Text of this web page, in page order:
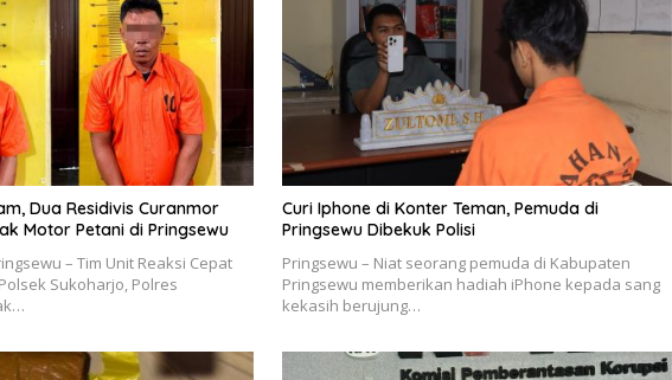
Dua Residivis Curanmor
Motor Petani di Pringsewu
– Tim Unit Reaksi Cepat
Sukoharjo, Polres
Curi Iphone di Konter Teman, Pemuda di
Pringsewu Dibekuk Polisi
Pringsewu – Niat seorang pemuda di Kabupaten
Pringsewu memberikan hadiah iPhone kepada sang
kekasih berujung…